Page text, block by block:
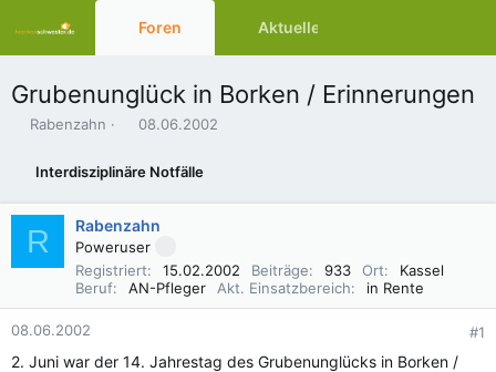
Foren Aktuelles
Grubenunglück in Borken / Erinnerungen
E
e
Rabenzahn
E
t
e
l
l
a
08.06.2002
Interdisziplinäre Notfälle
R Rabenzahn
Poweruser
Registriert
15.02.2002 Beiträge 933 Ort
Kassel
Beruf
AN-Pfleger Akt. Einsatzbereich in Rente
08.06.2002 #1
2. Juni war der 14. Jahrestag des Grubenunglücks in Borken /